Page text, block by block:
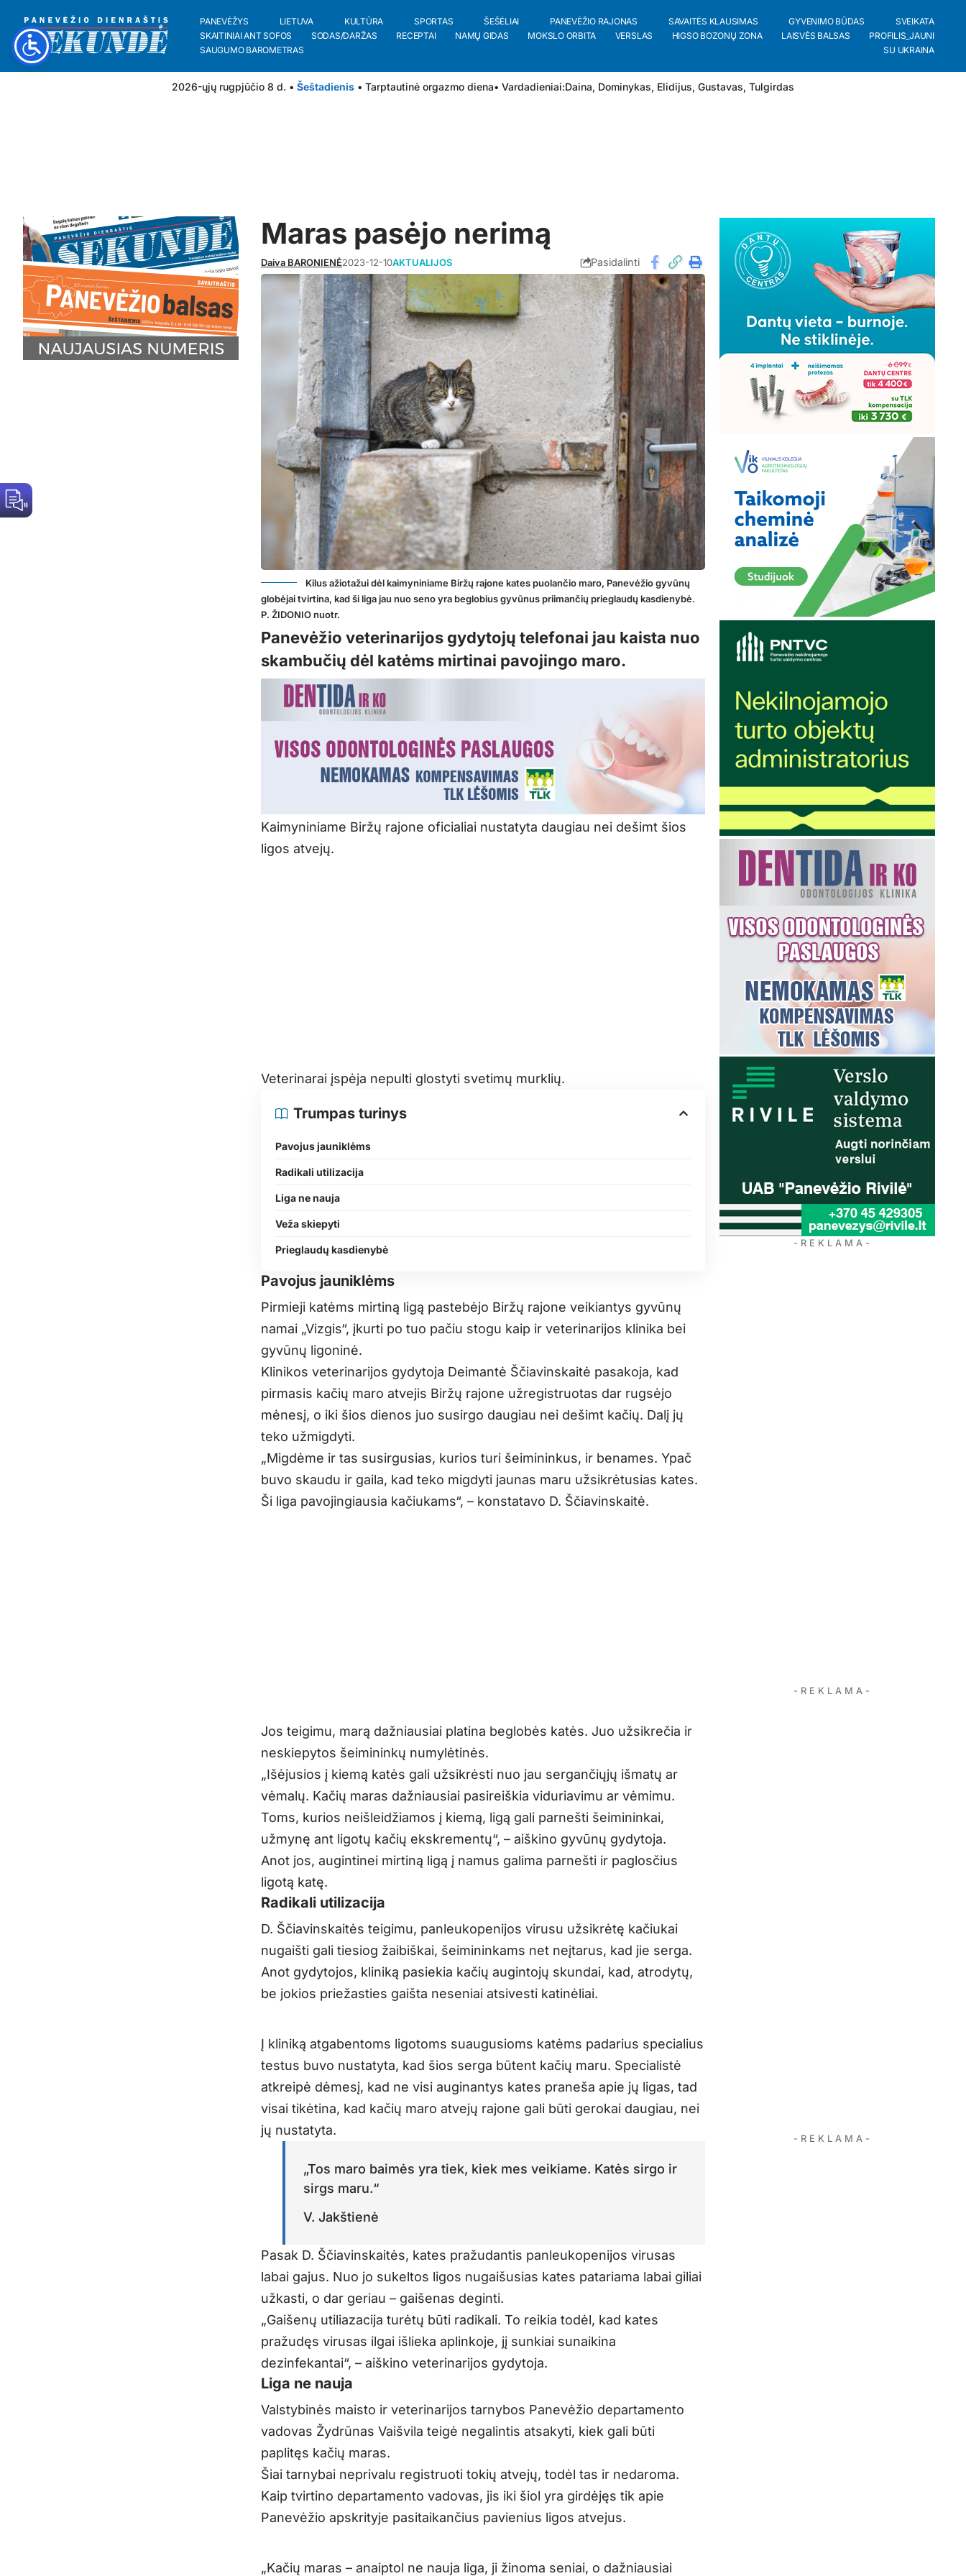
PANEVĖŽYS LIETUVA KULTŪRA SPORTAS ŠEŠĖLIAI PANEVĖŽIO RAJONAS SAVAITĖS KLAUSIMAS GYVENIMO BŪDAS
SVEIKATA
SKAITINIAI ANT SOFOS
SODAS/DARŽAS RECEPTAI NAMŲ GIDAS MOKSLO ORBITA VERSLAS HIGSO BOZONŲ ZONA LAISVĖS BALSAS
PROFILIS_JAUNI
SAUGUMO BAROMETRAS
SU UKRAINA
2026-ųjų rugpjūčio 8 d. • Šeštadienis • Tarptautinė orgazmo diena• Vardadieniai:Daina, Dominykas, Elidijus, Gustavas, Tulgirdas
Maras pasėjo nerimą
Daiva BARONIENĖ2023-12-10AKTUALIJOS Pasidalinti
Kilus ažiotažui dėl kaimyniniame Biržų rajone kates puolančio maro, Panevėžio gyvūnų
globėjai tvirtina, kad ši liga jau nuo seno yra beglobius gyvūnus priimančių prieglaudų kasdienybė.
P. ŽIDONIO nuotr.
Panevėžio veterinarijos gydytojų telefonai jau kaista nuo
skambučių dėl katėms mirtinai pavojingo maro.
Kaimyniniame Biržų rajone oficialiai nustatyta daugiau nei dešimt šios
ligos atvejų.
Veterinarai įspėja nepulti glostyti svetimų murklių.
Trumpas turinys
Pavojus jauniklėms
Radikali utilizacija
Liga ne nauja
Veža skiepyti
Prieglaudų kasdienybė
Pavojus jauniklėms
Pirmieji katėms mirtiną ligą pastebėjo Biržų rajone veikiantys gyvūnų
namai „Vizgis“, įkurti po tuo pačiu stogu kaip ir veterinarijos klinika bei
gyvūnų ligoninė.
Klinikos veterinarijos gydytoja Deimantė Ščiavinskaitė pasakoja, kad
pirmasis kačių maro atvejis Biržų rajone užregistruotas dar rugsėjo
mėnesį, o iki šios dienos juo susirgo daugiau nei dešimt kačių. Dalį jų
teko užmigdyti.
„Migdėme ir tas susirgusias, kurios turi šeimininkus, ir benames. Ypač
buvo skaudu ir gaila, kad teko migdyti jaunas maru užsikrėtusias kates.
Ši liga pavojingiausia kačiukams“, – konstatavo D. Ščiavinskaitė.
Jos teigimu, marą dažniausiai platina beglobės katės. Juo užsikrečia ir
neskiepytos šeimininkų numylėtinės.
„Išėjusios į kiemą katės gali užsikrėsti nuo jau sergančiųjų išmatų ar
vėmalų. Kačių maras dažniausiai pasireiškia viduriavimu ar vėmimu.
Toms, kurios neišleidžiamos į kiemą, ligą gali parnešti šeimininkai,
užmynę ant ligotų kačių ekskrementų“, – aiškino gyvūnų gydytoja.
Anot jos, augintinei mirtiną ligą į namus galima parnešti ir paglosčius
ligotą katę.
Radikali utilizacija
D. Ščiavinskaitės teigimu, panleukopenijos virusu užsikrėtę kačiukai
nugaišti gali tiesiog žaibiškai, šeimininkams net neįtarus, kad jie serga.
Anot gydytojos, kliniką pasiekia kačių augintojų skundai, kad, atrodytų,
be jokios priežasties gaišta neseniai atsivesti katinėliai.
Į kliniką atgabentoms ligotoms suaugusioms katėms padarius specialius
testus buvo nustatyta, kad šios serga būtent kačių maru. Specialistė
atkreipė dėmesį, kad ne visi auginantys kates praneša apie jų ligas, tad
visai tikėtina, kad kačių maro atvejų rajone gali būti gerokai daugiau, nei
jų nustatyta.
„Tos maro baimės yra tiek, kiek mes veikiame. Katės sirgo ir
sirgs maru.“
V. Jakštienė
Pasak D. Ščiavinskaitės, kates pražudantis panleukopenijos virusas
labai gajus. Nuo jo sukeltos ligos nugaišusias kates patariama labai giliai
užkasti, o dar geriau – gaišenas deginti.
„Gaišenų utiliazacija turėtų būti radikali. To reikia todėl, kad kates
pražudęs virusas ilgai išlieka aplinkoje, jį sunkiai sunaikina
dezinfekantai“, – aiškino veterinarijos gydytoja.
Liga ne nauja
Valstybinės maisto ir veterinarijos tarnybos Panevėžio departamento
vadovas Žydrūnas Vaišvila teigė negalintis atsakyti, kiek gali būti
paplitęs kačių maras.
Šiai tarnybai neprivalu registruoti tokių atvejų, todėl tas ir nedaroma.
Kaip tvirtino departamento vadovas, jis iki šiol yra girdėjęs tik apie
Panevėžio apskrityje pasitaikančius pavienius ligos atvejus.
„Kačių maras – anaiptol ne nauja liga, ji žinoma seniai, o dažniausiai
- R E K L A M A -
- R E K L A M A -
- R E K L A M A -